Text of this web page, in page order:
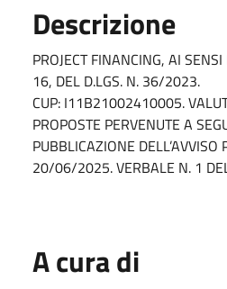
Descrizione
PROJECT FINANCING, AI
16, DEL D.LGS. N. 36/2023.
CUP: I11B21002410005.
PROPOSTE PERVENUTE A
PUBBLICAZIONE
20/06/2025. VERBALE N. 1
A cura di